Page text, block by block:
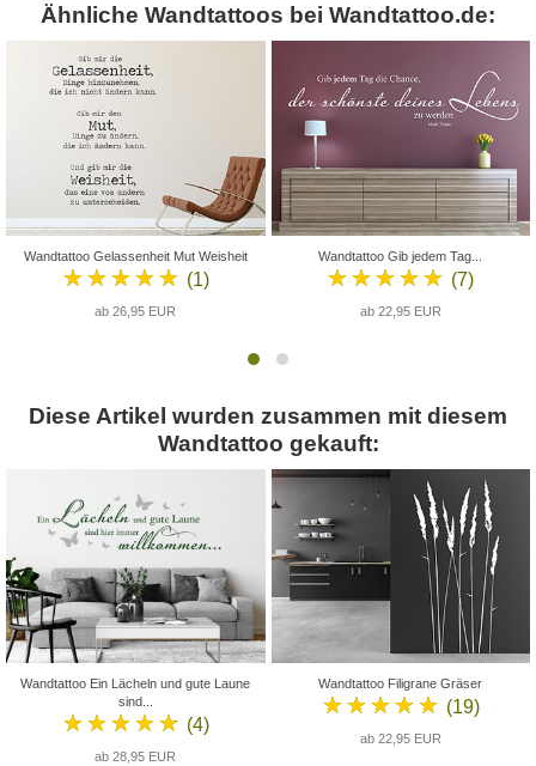
Ähnliche Wandtattoos bei Wandtattoo.de:
Wandtattoo Gelassenheit Mut Weisheit
★★★★★ (1)
ab 26,95 EUR
Wandtattoo Gib jedem Tag...
★★★★★ (7)
ab 22,95 EUR
Diese Artikel wurden zusammen mit diesem
Wandtattoo gekauft:
Wandtattoo Ein Lächeln und gute Laune
sind...
★★★★★ (4)
ab 28,95 EUR
Wandtattoo Filigrane Gräser
★★★★★ (19)
ab 22,95 EUR